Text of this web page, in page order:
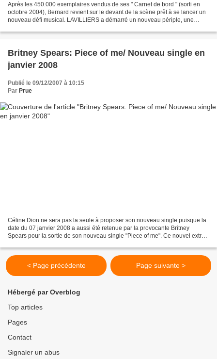
Après les 450.000 exemplaires vendus de ses " Carnet de bord " (sorti en
octobre 2004), Bernard revient sur le devant de la scène prêt à se lancer un
nouveau défi musical. LAVILLIERS a démarré un nouveau périple, une
Britney Spears: Piece of me/ Nouveau single en
janvier 2008
Publié le 09/12/2007 à 10:15
Par Prue
Céline Dion ne sera pas la seule à proposer son nouveau single puisque la
date du 07 janvier 2008 a aussi été retenue par la provocante Britney
Spears pour la sortie de son nouveau single "Piece of me". Ce nouvel extrait
< Page précédente Page suivante >
Hébergé par Overblog
Top articles
Pages
Contact
Signaler un abus